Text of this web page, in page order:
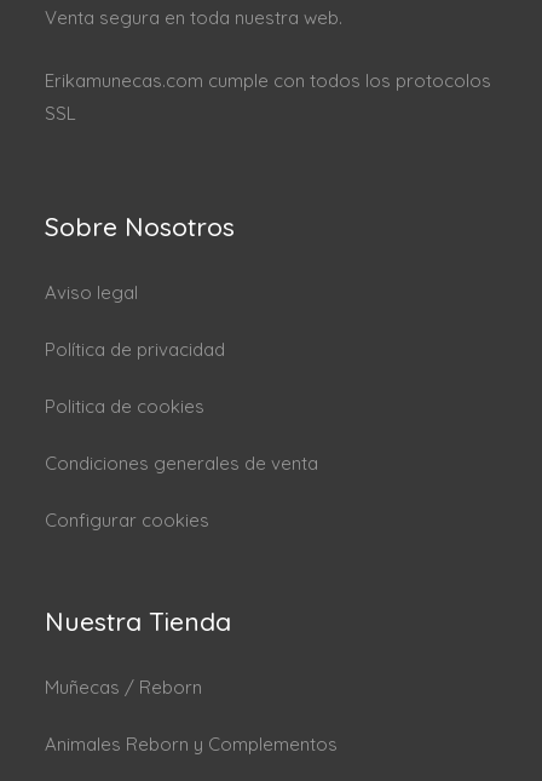
Venta segura en toda nuestra web.
Erikamunecas.com cumple con todos los protocolos
SSL
Sobre Nosotros
Aviso legal
Política de privacidad
Politica de cookies
Condiciones generales de venta
Configurar cookies
Nuestra Tienda
Muñecas / Reborn
Animales Reborn y Complementos